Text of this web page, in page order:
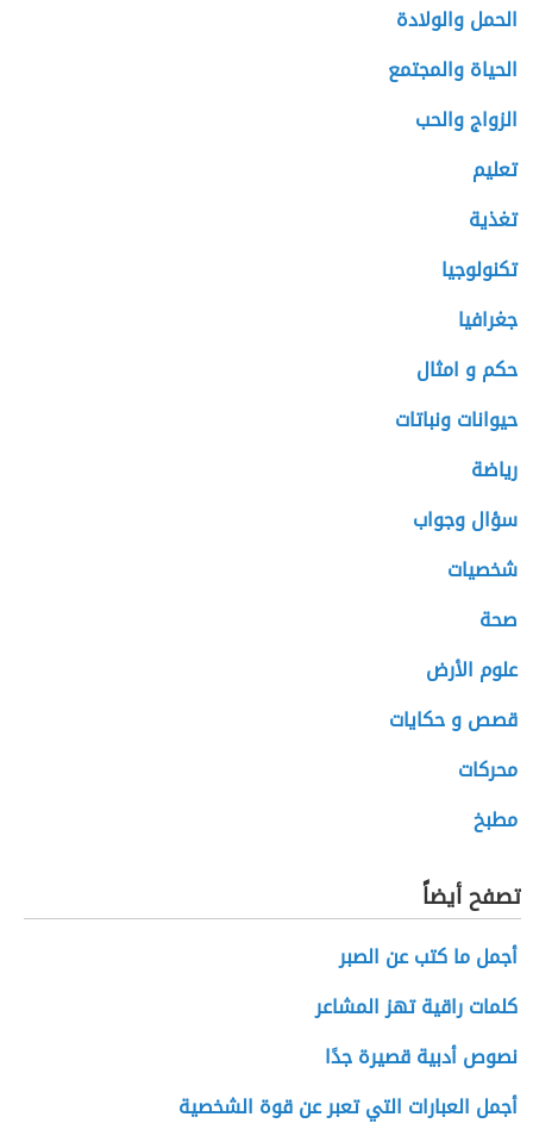
الحمل والولادة
الحياة والمجتمع
الزواج والحب
تعليم
تغذية
تكنولوجيا
جغرافيا
حكم و امثال
حيوانات ونباتات
رياضة
سؤال وجواب
شخصيات
صحة
علوم الأرض
قصص و حكايات
محركات
مطبخ
تصفح أيضاً
أجمل ما كتب عن الصبر
كلمات راقية تهز المشاعر
نصوص أدبية قصيرة جدًا
أجمل العبارات التي تعبر عن قوة الشخصية